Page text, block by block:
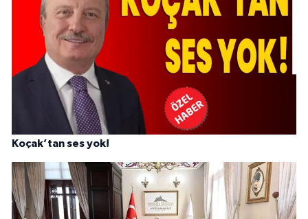
Koçak’tan ses yok!